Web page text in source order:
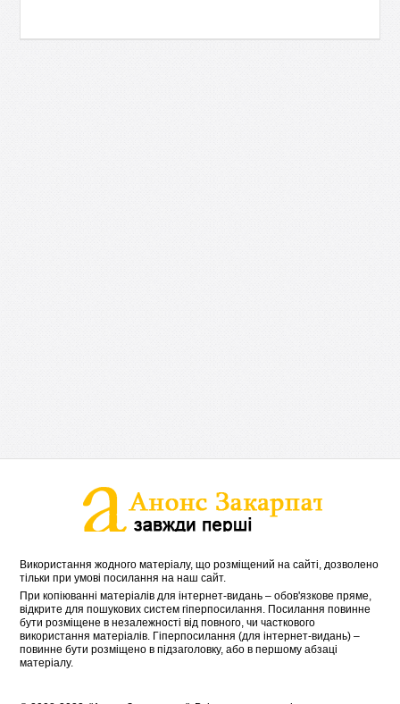
Використання жодного матеріалу, що розміщений на сайті, дозволено
тільки при умові посилання на наш сайт.
При копіюванні матеріалів для інтернет-видань – обов'язкове пряме,
відкрите для пошукових систем гіперпосилання. Посилання повинне
бути розміщене в незалежності від повного, чи часткового
використання матеріалів. Гіперпосилання (для інтернет-видань) –
повинне бути розміщено в підзаголовку, або в першому абзаці
матеріалу.